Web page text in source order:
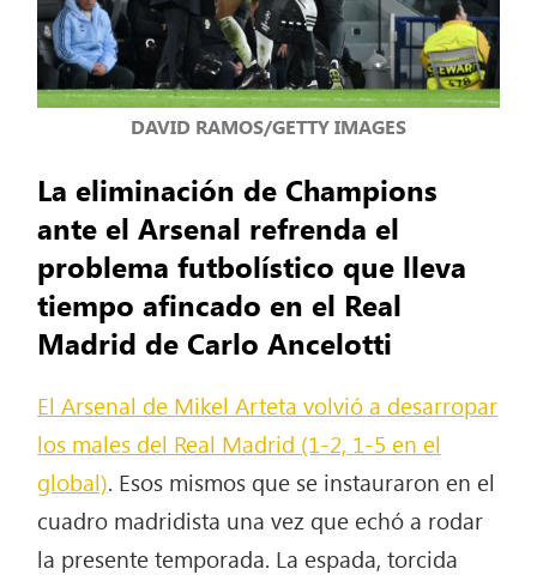
DAVID RAMOS/GETTY IMAGES
La eliminación de Champions
ante el Arsenal refrenda el
problema futbolístico que lleva
tiempo afincado en el Real
Madrid de Carlo Ancelotti
El Arsenal de Mikel Arteta volvió a desarropar
los males del Real Madrid (1-2, 1-5 en el
global). Esos mismos que se instauraron en el
cuadro madridista una vez que echó a rodar
la presente temporada. La espada, torcida